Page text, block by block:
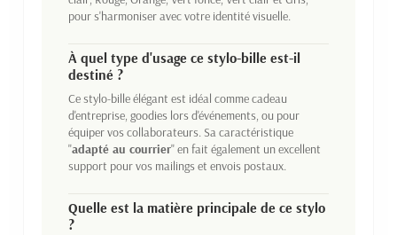
pour s'harmoniser avec votre identité visuelle.
À quel type d'usage ce stylo-bille est-il
destiné ?
Ce stylo-bille élégant est idéal comme cadeau
d'entreprise, goodies lors d'événements, ou pour
équiper vos collaborateurs. Sa caractéristique
"adapté au courrier" en fait également un excellent
support pour vos mailings et envois postaux.
Quelle est la matière principale de ce stylo
?